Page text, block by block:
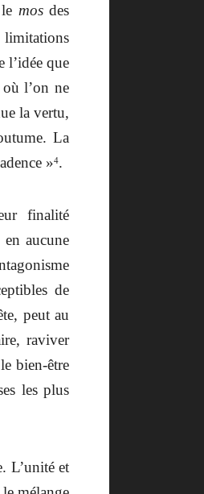
mosdes
limitations
l’idée que
l’on ne
la vertu,
La
»4.
finalité
aucune
de
peut au
raviver
bien-être
les plus
L’unité et